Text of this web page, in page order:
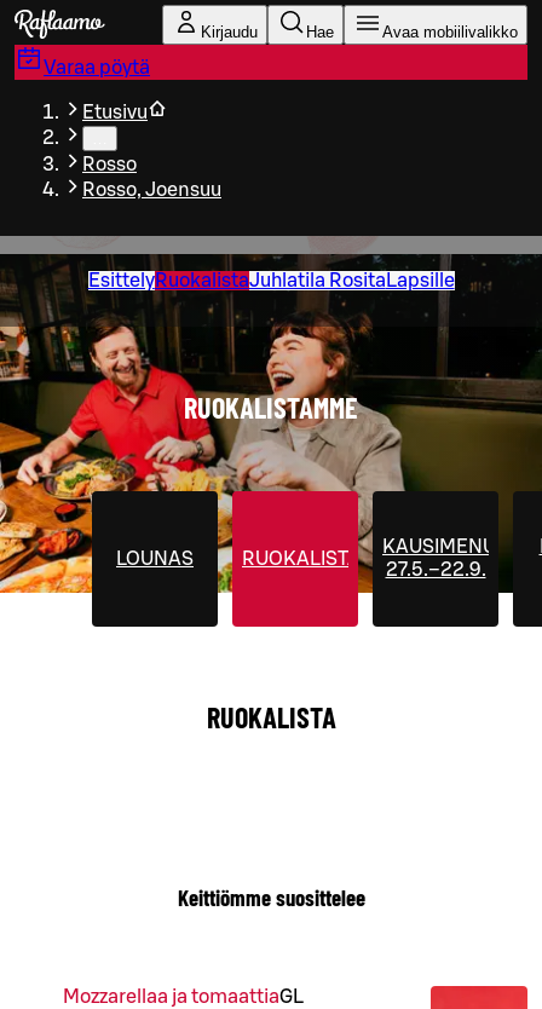
Siirry pääsisältöön
Kirjaudu Hae Avaa mobiilivalikko
Varaa pöytä
Etusivu
Rosso
Rosso, Joensuu
EsittelyRuokalistaJuhlatila Rosita Lapsille
RUOKALISTAMME
LOUNAS RUOKALISTA
KAUSIMENUT
27.5.–22.9.
RUOKALISTA
Keittiömme suosittelee
Mozzarellaa ja tomaattiaGL